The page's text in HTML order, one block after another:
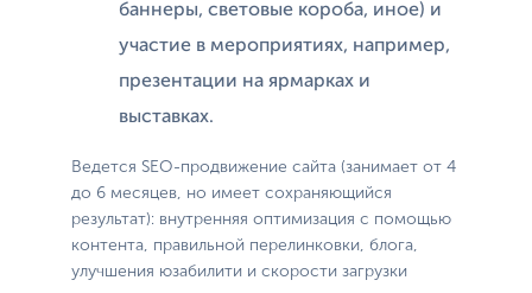
баннеры, световые короба, иное) и
участие в мероприятиях, например,
презентации на ярмарках и
выставках.
Ведется SEO-продвижение сайта (занимает от 4
до 6 месяцев, но имеет сохраняющийся
результат): внутренняя оптимизация с помощью
контента, правильной перелинковки, блога,
улучшения юзабилити и скорости загрузки